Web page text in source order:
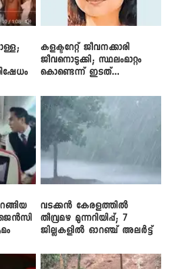
കളക്ടറേറ്റ് ജീവനക്കാരി
ജീവനൊടുക്കി; സ്ഥലംമാറ്റം
കൊണ്ടെന്ന് ഇടത്
വടക്കൻ കേരളത്തിൽ
തീവ്രമഴ മുന്നറിയിപ്പ്; 7
ജില്ലകളിൽ ഓറഞ്ച് അലർട്ട്